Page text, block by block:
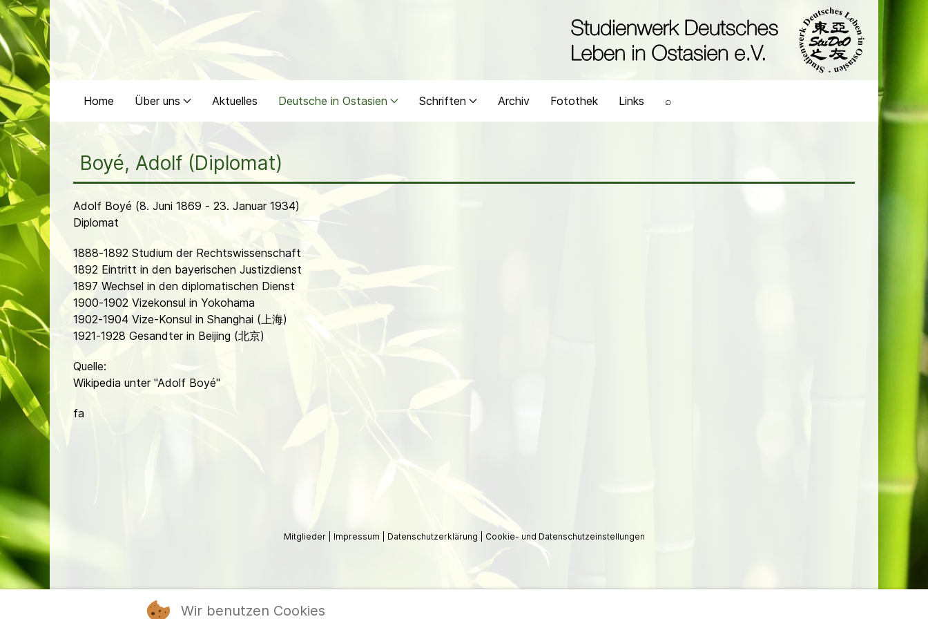
Home Über uns Aktuelles Deutsche in Ostasien Schriften Archiv Fotothek Links ⌕
Boyé, Adolf (Diplomat)
Adolf Boyé (8. Juni 1869 - 23. Januar 1934)
Diplomat
1888-1892 Studium der Rechtswissenschaft
1892 Eintritt in den bayerischen Justizdienst
1897 Wechsel in den diplomatischen Dienst
1900-1902 Vizekonsul in Yokohama
1902-1904 Vize-Konsul in Shanghai (上海)
1921-1928 Gesandter in Beijing (北京)
Quelle:
Wikipedia unter "Adolf Boyé"
fa
Mitglieder Impressum Datenschutzerklärung Cookie- und Datenschutzeinstellungen
Wir benutzen Cookies